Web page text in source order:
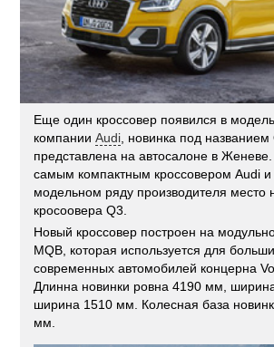
Еще один кроссовер появился в
компанииAudi , новинка под
представлена на автосалоне в
самым компактным кроссовером Audi и
модельном ряду производителя место
кросоовера Q3.
Новый кроссовер построен на
MQB, которая используется для
современных автомобилей концерна
Длинна новинки ровна 4190 мм,
ширина 1510 мм. Колесная база
мм.